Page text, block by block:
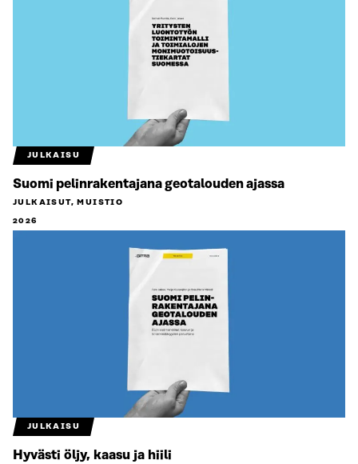
JULKAISU
Suomi pelinrakentajana geotalouden ajassa
JULKAISUT, MUISTIO
2026
JULKAISU
Hyvästi öljy, kaasu ja hiili